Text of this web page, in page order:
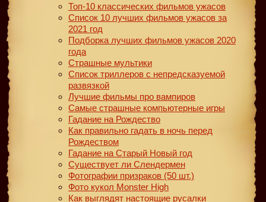
Топ-10 классических фильмов ужасов
Список 10 лучших фильмов ужасов за
2021 год
Подборка лучших фильмов ужасов 2020
года
Страшные мультики
Список триллеров с непредсказуемой
развязкой
Лучшие фильмы про вампиров
Самые страшные компьютерные игры
Гадание на Рождество
Как правильно гадать в ночь перед
Рождеством
Гадание на Старый Новый год
Существует ли Слендермен
Фотографии призраков (50 шт.)
Фото кукол Monster High
Как выглядят настоящие русалки